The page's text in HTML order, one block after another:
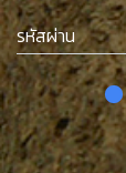
รหัสผ่าน